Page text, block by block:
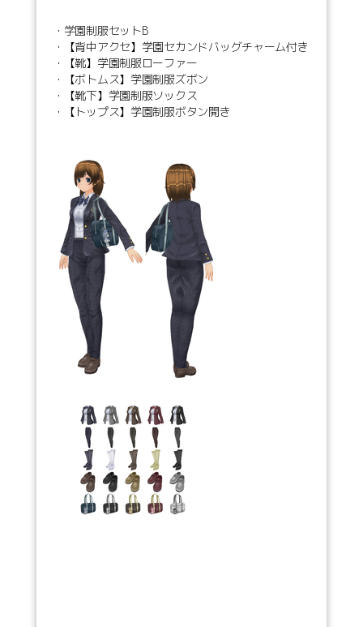
・学園制服セットB
・【背中アクセ】学園セカンドバッグチャーム付き
・【靴】学園制服ローファー
・【ボトムス】学園制服ズボン
・【靴下】学園制服ソックス
・【トップス】学園制服ボタン開き